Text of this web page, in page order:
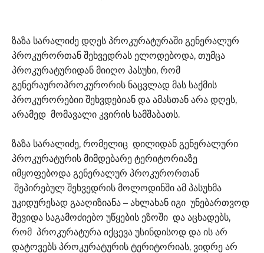
ზაზა სარალიძე დღეს პროკურატურაში გენერალურ
პროკურორთან შეხვედრას ელოდებოდა, თუმცა
პროკურატურიდან მიიღო პასუხი, რომ
გენერაუროპროკურორის ნაცვლად მას საქმის
პროკურორებიი შეხვდებიან და ამასთან არა დღეს,
არამედ მომავალი კვირის სამშაბათს.
ზაზა სარალიძე, რომელიც დილიდან გენერალური
პროკურატურის მიმდებარე ტერიტორიაზე
იმყოფებოდა გენერალურ პროკურორთან
შეპირებულ შეხვედრის მოლოდინში ამ პასუხმა
უკიდურესად გააღიზიანა – ახლახან იგი უნებართვოდ
შევიდა საგამოძიებო უწყების ეზოში და აცხადებს,
რომ პროკურატურა იქცევა უსინდისოდ და ის არ
დატოვებს პროკურატურის ტერიტორიას, ვიდრე არ